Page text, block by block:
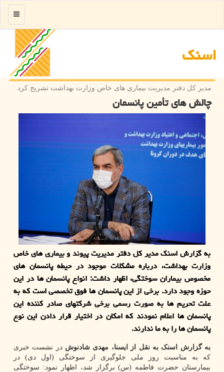
اسنك
منو
مدیر كل دفتر مدیریت بیماری های خاص وزارت بهداشت تشریح كرد
چالش های تأمین پانسمان
به گزارش اسنک مدیر کل دفتر مدیریت پیوند و بیماری های خاص
وزارت بهداشت، درباره مشکلات موجود در حیطه پانسمان های
مخصوص بیماران سوختگی، اظهار داشت: انواع پانسمان ها در این
حوزه وجود دارد. برخی از این پانسمان ها فوق تخصصی است که به
علت تحریم ها به صورت رسمی برخی شرکتهای صادر کننده این
پانسمان ها اعلام نمودند که امکان در اختیار قرار دادن این نوع
پانسمان ها را به ما ندارند.
به گزارش اسنک به نقل از ایسنا، مهدی شادنوشدر نشست خبری
که به مناسبت روز ملی جلوگیری از سوختگی (اول دی) در
بیمارستان حضرت فاطمه (س) برگزار شد، اظهار نمود: سوختگی